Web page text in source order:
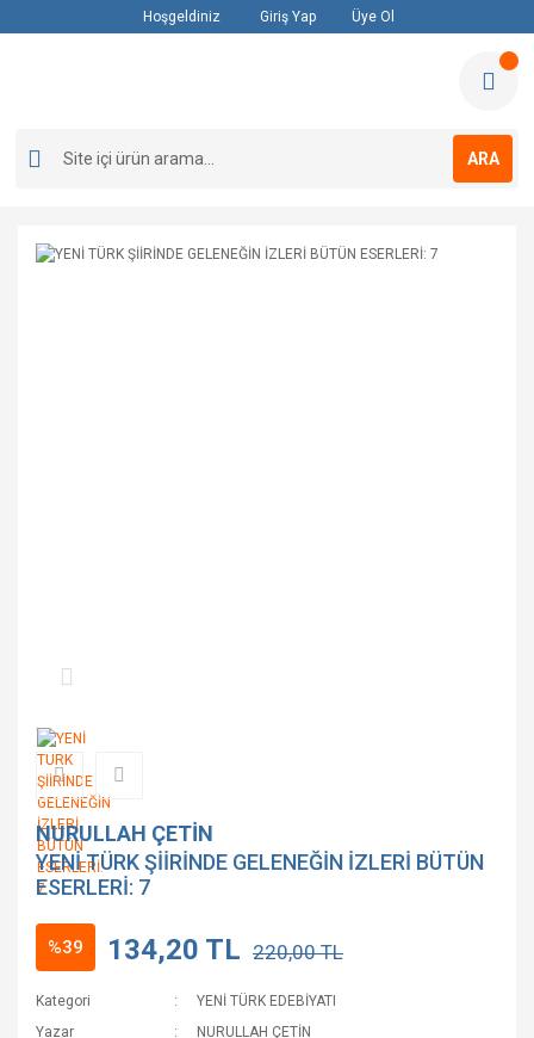
Hoşgeldiniz Giriş Yap Üye Ol
ARA
NURULLAH ÇETİN
YENİ TÜRK ŞİİRİNDE GELENEĞİN İZLERİ BÜTÜN
ESERLERİ: 7
%39 134,20 TL 220,00 TL
Kategori
YENİ TÜRK EDEBİYATI
Yazar
NURULLAH ÇETİN